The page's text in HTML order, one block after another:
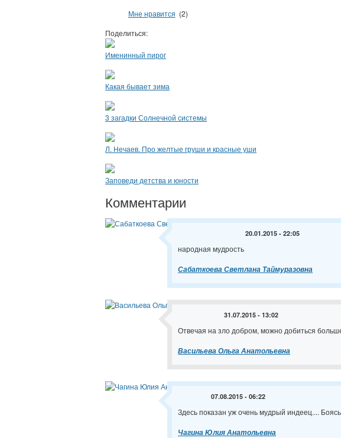
Мне нравится (2)
Поделиться:
Именинный пирог
Какая бывает зима
3 загадки Солнечной системы
Л. Нечаев. Про желтые груши и красные уши
Заповеди детства и юности
Комментарии
20.01.2015 - 22:05
народная мудрость
Сабаткоева Светлана Таймуразовна
31.07.2015 - 13:02
Отвечая на зло добром, можно добиться
Васильева Ольга Анатольевна
07.08.2015 - 06:22
Здесь показан уж очень мудрый индеец....
Чагина Юлия Анатольевна